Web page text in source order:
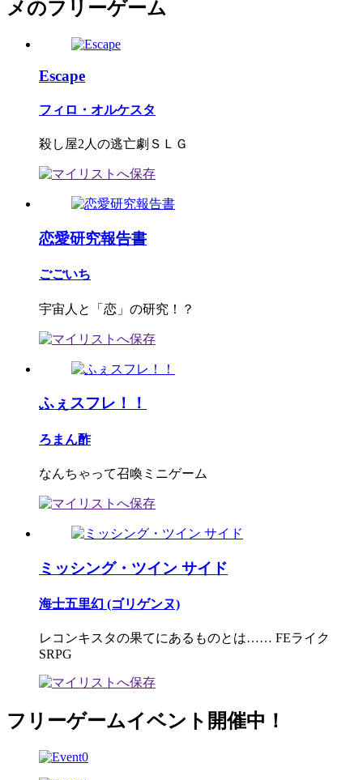
メのフリーゲーム
Escape
フィロ・オルケスタ
殺し屋2人の逃亡劇ＳＬＧ
恋愛研究報告書
ごごいち
宇宙人と「恋」の研究！？
ふぇスフレ！！
ろまん酢
なんちゃって召喚ミニゲーム
ミッシング・ツイン サイド
海士五里幻 (ゴリゲンヌ)
レコンキスタの果てにあるものとは…… FEライク
SRPG
フリーゲームイベント開催中！